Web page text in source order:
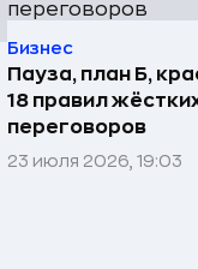
Бизнес
Пауза, план Б,
18 правил
переговоров
23 июля 2026, 19:03